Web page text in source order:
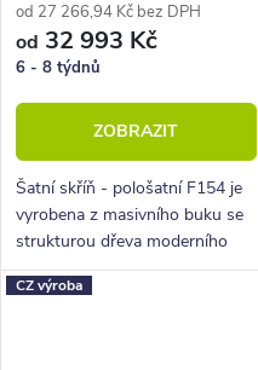
od 27 266,94 Kč bez DPH
od 32 993 Kč
6 - 8 týdnů
ZOBRAZIT
Šatní skříň - pološatní F154 je
vyrobena z masivního buku se
strukturou dřeva moderního
parketového designu zvaného
cink.
CZ výroba